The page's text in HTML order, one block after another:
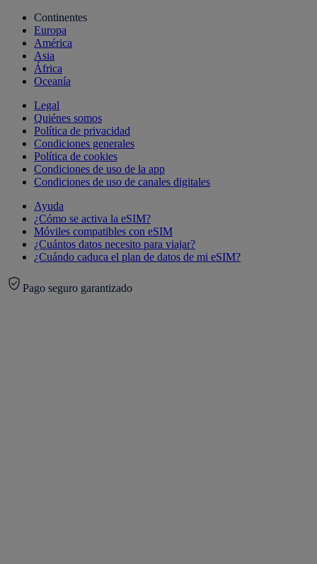
Continentes
Europa
América
Asia
África
Oceanía
Legal
Quiénes somos
Política de privacidad
Condiciones generales
Política de cookies
Condiciones de uso de la app
Condiciones de uso de canales digitales
Ayuda
¿Cómo se activa la eSIM?
Móviles compatibles con eSIM
¿Cuántos datos necesito para viajar?
¿Cuándo caduca el plan de datos de mi eSIM?
Pago seguro garantizado